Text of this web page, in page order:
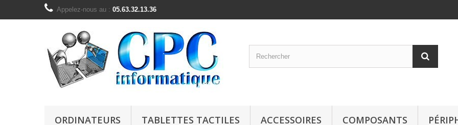
Appelez-nous au : 05.63.32.13.36
ORDINATEURS TABLETTES TACTILES ACCESSOIRES COMPOSANTS